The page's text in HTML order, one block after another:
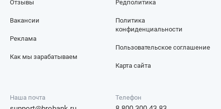
Отзывы Редполитика
Вакансии
Реклама
Как мы зарабатываем
Политика
конфиденциальности
Пользовательское соглашение
Карта сайта
Наша почта Телефон